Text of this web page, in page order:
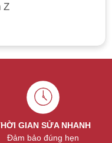
Z
GIAN SỬA NHANH
Đảm bảo đúng hẹn